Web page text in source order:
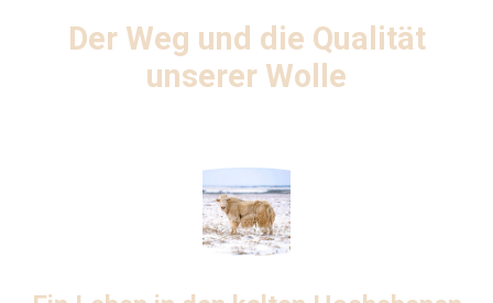
Der Weg und die Qualität
unserer Wolle